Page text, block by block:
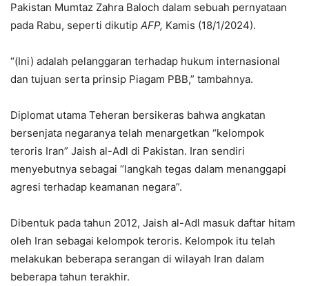
Pakistan Mumtaz Zahra Baloch dalam sebuah pernyataan
pada Rabu, seperti dikutip AFP, Kamis (18/1/2024).
“(Ini) adalah pelanggaran terhadap hukum internasional
dan tujuan serta prinsip Piagam PBB,” tambahnya.
Diplomat utama Teheran bersikeras bahwa angkatan
bersenjata negaranya telah menargetkan “kelompok
teroris Iran” Jaish al-Adl di Pakistan. Iran sendiri
menyebutnya sebagai “langkah tegas dalam menanggapi
agresi terhadap keamanan negara”.
Dibentuk pada tahun 2012, Jaish al-Adl masuk daftar hitam
oleh Iran sebagai kelompok teroris. Kelompok itu telah
melakukan beberapa serangan di wilayah Iran dalam
beberapa tahun terakhir.